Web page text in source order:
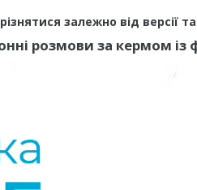
залежно від версії
розмови за кермом із